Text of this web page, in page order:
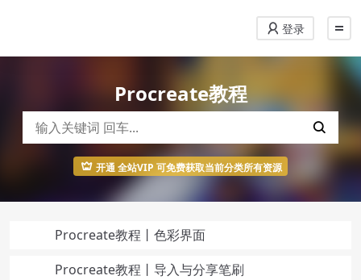
登录
Procreate教程
开通 全站VIP 可免费获取当前分类所有资源
Procreate教程丨色彩界面
Procreate教程丨导入与分享笔刷